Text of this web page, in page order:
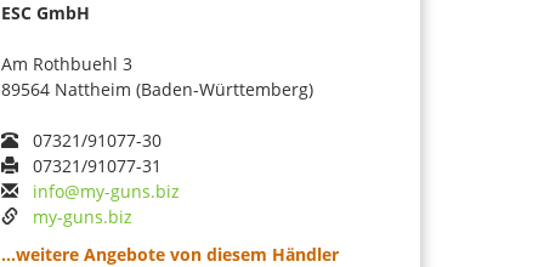
ESC GmbH
Am Rothbuehl 3
89564 Nattheim (Baden-Württemberg)
07321/91077-30
07321/91077-31
info@my-guns.biz
my-guns.biz
...weitere Angebote von diesem Händler